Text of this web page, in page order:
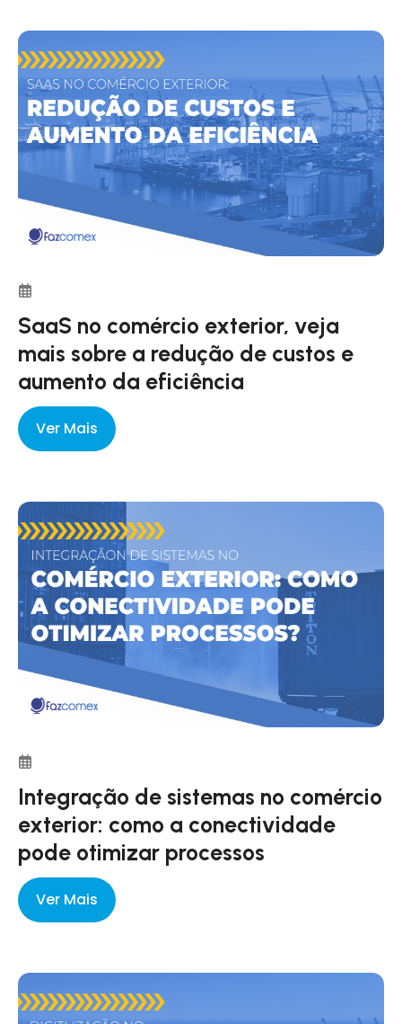
SaaS no comércio exterior, veja
mais sobre a redução de custos e
aumento da eficiência
Ver Mais
Integração de sistemas no comércio
exterior: como a conectividade
pode otimizar processos
Ver Mais